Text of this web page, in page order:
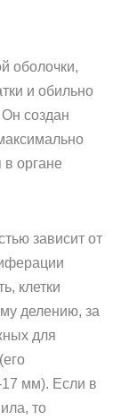
оболочки,
и обильно
создан
органе
зависит от
клетки
делению, за
для
мм). Если в
то